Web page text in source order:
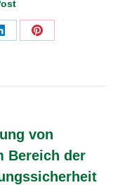
Share
von
Bereich der